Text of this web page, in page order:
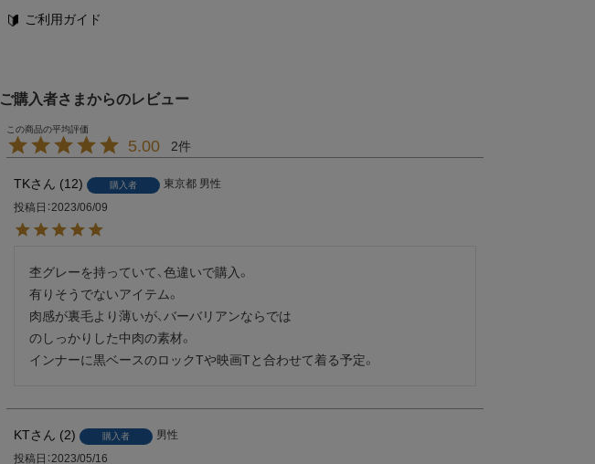
ご利用ガイド
ご購入者さまからのレビュー
5.00 2
TK 12 購入者 東京都 男性
投稿日 2023/06/09
杢グレーを持っていて、色違いで購入。
有りそうでないアイテム。
肉感が裏毛より薄いが、バーバリアンならでは
のしっかりした中肉の素材。
インナーに黒ベースのロックTや映画Tと合わせて着る予定。
KT 2 購入者
男性
投稿日 2023/05/16